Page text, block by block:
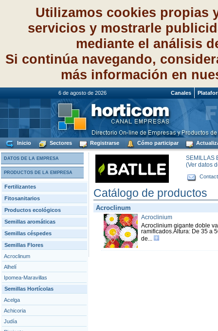
Utilizamos cookies propias
servicios y mostrarle
mediante el análisis
Si continúa navegando,
más información en
6 de agosto de 2026 Canales
Inicio Sectores Registrarse Cómo participar
DATOS DE LA EMPRESA
PRODUCTOS DE LA EMPRESA
Fertilizantes
Fitosanitarios
Productos ecológicos
Semillas aromáticas
Semillas céspedes
Semillas Flores
Acroclinum
Alhelí
Ipomea-Maravillas
Semillas Hortícolas
Acelga
Achicoria
Judía
SEMILLAS
(Ver datos
Catálogo de productos
Acroclinum
Acroclinium
Acroclinium gigante doble
ramificados.Altura: De 35 a
de...